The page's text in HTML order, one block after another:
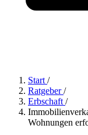
Start /
Ratgeber/
Erbschaft /
Wohnungen